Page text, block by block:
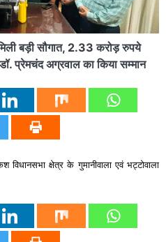
मिली बड़ी सौगात, 2.33 करोड़ रुपये
प्रेमचंद अग्रवाल का किया सम्मान
क्षेत्र के गुमानीवाला एवं भट्टोवाला